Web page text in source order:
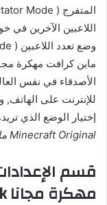
اللاعبين الآخرين في
ماين كرافت مهكرة
الأصدقاء في نفس
للإنترنت على
إختيار الوضع الذي
Minecraft Original ماين كرافت النسخة المجانية
قسم
مهكرة مجانا Minecraft Original Apk